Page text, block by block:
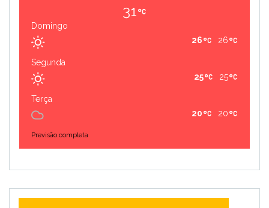
31
Domingo
26
26
Segunda
25
25
Terça
20
20
Previsão completa